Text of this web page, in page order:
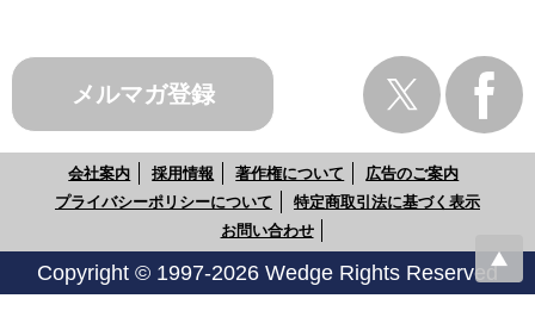
メルマガ登録
会社案内 採用情報 著作権について
広告のご案内
プライバシーポリシーについて
特定商取引法に基づく表示
お問い合わせ
Copyright © 1997-2026 Wedge Rights Reserved